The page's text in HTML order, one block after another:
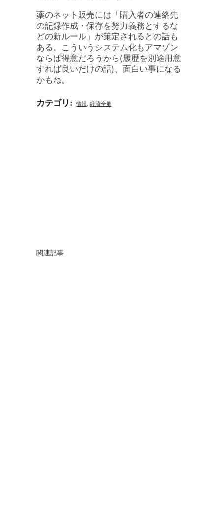
薬のネット販売には「購入者の連絡先
の記録作成・保存を努力義務とするな
どの新ルール」が策定されるとの話も
ある。こういうシステム化もアマゾン
ならば得意だろうから(履歴を別途用意
すれば良いだけの話)、面白い事になる
かもね。
カテゴリ: 情報, 経済全般
関連記事